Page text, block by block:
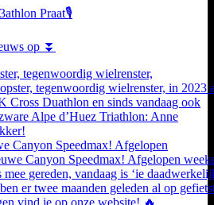
Praat🎙️
op ⏬
tegenwoordig wielrenster,
Canyon Speedmax! Afgelopen